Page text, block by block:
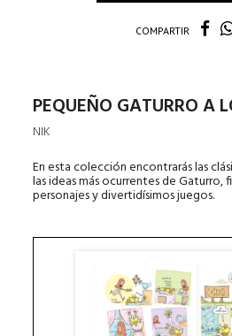
COMPARTIR
PEQUEÑO GATURRO A
NIK
En esta colección encontrarás las
las ideas más ocurrentes de Gaturro,
personajes y divertidísimos juegos.